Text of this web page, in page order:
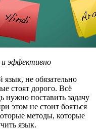
эффективно
не обязательно
стоят дорого. Всё
нужно поставить задачу
этом не стоит бояться
методы, которые
язык.